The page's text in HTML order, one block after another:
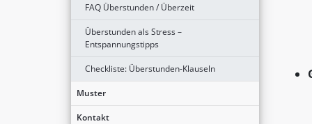
FAQ Überstunden / Überzeit
Überstunden als Stress –
Entspannungstipps
Checkliste: Überstunden-Klauseln
Muster
Kontakt